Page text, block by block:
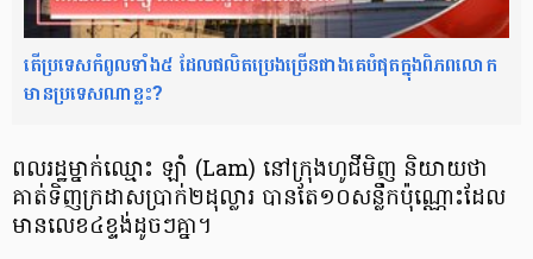
តើប្រទេសកំពូលទាំង៥ ដែលផលិតប្រេងច្រើនជាងគេបំផុតក្នុងពិភពលោក
មានប្រទេសណាខ្លះ?
ពលរដ្ឋម្នាក់ឈ្មោះ ឡាំ (Lam) នៅក្រុងហូជីមិញ និយាយថា
គាត់ទិញក្រដាសប្រាក់២ដុល្លារ បានតែ១០សន្លឹកប៉ុណ្ណោះដែល
មានលេខ៤ខ្ទង់ដូចៗគ្នា។